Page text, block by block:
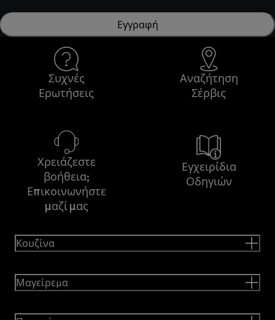
Εγγραφή
Συχνές
Ερωτήσεις
Αναζήτηση
Σέρβις
Χρειάζεστε
βοήθεια;
Επικοινωνήστε
μαζί μας
Εγχειρίδια
Οδηγιών
Κουζίνα
Μαγείρεμα